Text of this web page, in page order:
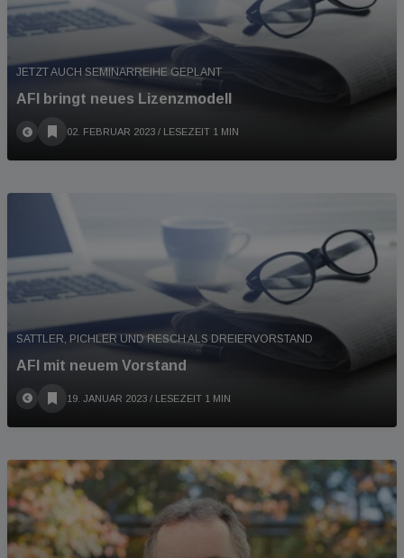
JETZT AUCH SEMINARREIHE GEPLANT
AFI bringt neues Lizenzmodell
02. FEBRUAR 2023 / LESEZEIT 1 MIN
SATTLER, PICHLER UND RESCH ALS DREIERVORSTAND
AFI mit neuem Vorstand
19. JANUAR 2023 / LESEZEIT 1 MIN